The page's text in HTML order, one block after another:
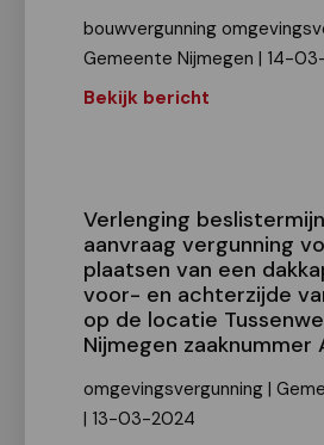
bouwvergunning
Gemeente Nijmegen | 14-
Bekijk bericht
Verlenging
aanvraag vergunning
plaatsen van een
voor- en achterzijde
op de locatie
Nijmegen
omgevingsvergunning |
| 13-03-2024